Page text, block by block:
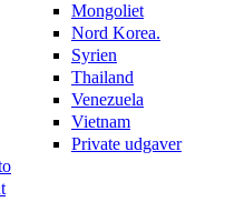
Mongoliet
Nord Korea.
Syrien
Thailand
Venezuela
Vietnam
Private udgaver